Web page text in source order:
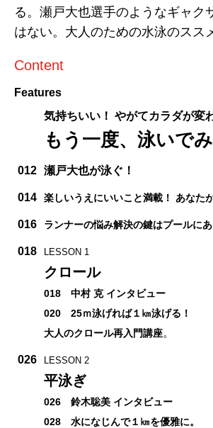
る。瀬戸大也選手のようなギャク
はない。大人のための水泳のスス
Content
Features
気持ちいい！ やがてカラダが変
もう一度、泳いでみ
012 瀬戸大也が泳ぐ！
014 楽しいうえにいいこと満載！ あなた
016 ランナーの悩み解決の鍵はプールにあ
018 LESSON 1
クロール
018 中村 克 インタビュー
020 25ｍ泳げれば１㎞泳げる！
大人のクロール再入門講座。
026 LESSON 2
平泳ぎ
026 鈴木聡美 インタビュー
028 水になじんで１㎞を優雅に。